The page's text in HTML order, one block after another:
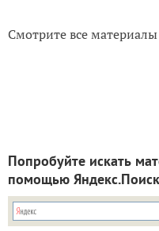
Смотрите все материалы
Попробуйте искать
помощью